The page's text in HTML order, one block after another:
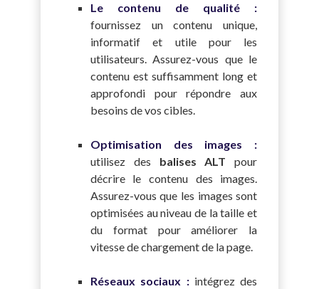
Le contenu de qualité :
fournissez un contenu unique,
informatif et utile pour les
utilisateurs. Assurez-vous que le
contenu est suffisamment long et
approfondi pour répondre aux
besoins de vos cibles.
Optimisation des images :
utilisez des balises ALT pour
décrire le contenu des images.
Assurez-vous que les images sont
optimisées au niveau de la taille et
du format pour améliorer la
vitesse de chargement de la page.
Réseaux sociaux : intégrez des